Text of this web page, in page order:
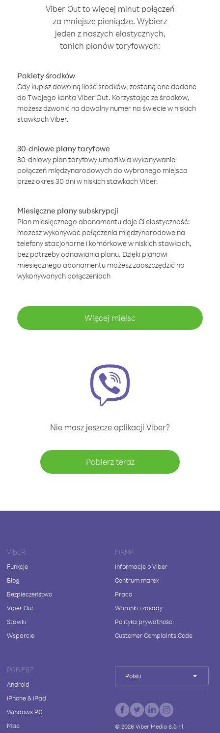
Viber Out to więcej minut połączeń
za mniejsze pieniądze. Wybierz
jeden z naszych elastycznych,
tanich planów taryfowych:
Pakiety środków
Gdy kupisz dowolną ilość środków, zostaną one dodane
do Twojego konta Viber Out. Korzystając ze środków,
możesz dzwonić na dowolny numer na świecie w niskich
stawkach Viber.
30-dniowe plany taryfowe
30-dniowy plan taryfowy umożliwia wykonywanie
połączeń międzynarodowych do wybranego miejsca
przez okres 30 dni w niskich stawkach Viber.
Miesięczne plany subskrypcji
Plan miesięcznego abonamentu daje Ci elastyczność:
możesz wykonywać połączenia międzynarodowe na
telefony stacjonarne i komórkowe w niskich stawkach,
bez potrzeby odnawiania planu. Dzięki planowi
miesięcznego abonamentu możesz zaoszczędzić na
wykonywanych połączeniach
Więcej miejsc
Nie masz jeszcze aplikacji Viber?
Pobierz teraz
VIBER
Funkcje
Blog
Bezpieczeństwo
Viber Out
Stawki
Wsparcie
FIRMA
Informacje o Viber
Centrum marek
Praca
Warunki i zasady
Polityka prywatności
Customer Complaints Code
POBIERZ
Android
iPhone & iPad
Windows PC
Mac
Polski
© 2026Viber Media S.à r.l.